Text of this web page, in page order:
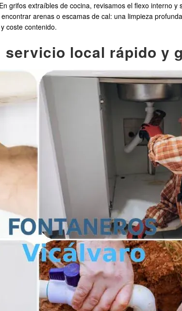
grifos extraíbles de cocina, revisamos el flexo interno y
arenas o escamas de cal: una limpieza
coste contenido.
local rápido y